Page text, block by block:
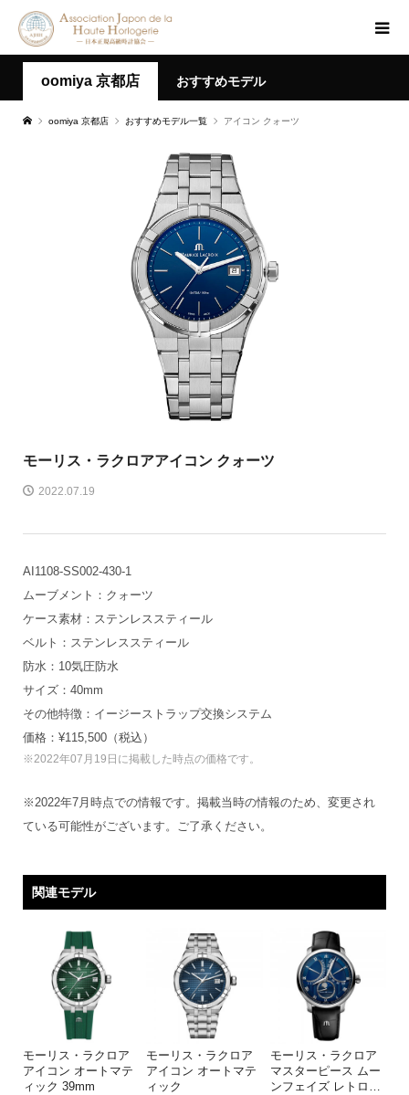
oomiya 京都店 おすすめモデル
oomiya 京都店 おすすめモデル一覧 アイコン クォーツ
モーリス・ラクロアアイコン クォーツ
2022.07.19
AI1108-SS002-430-1
ムーブメント：クォーツ
ケース素材：ステンレススティール
ベルト：ステンレススティール
防水：10気圧防水
サイズ：40mm
その他特徴：イージーストラップ交換システム
価格：¥115,500（税込）
※2022年07月19日に掲載した時点の価格です。
※2022年7月時点での情報です。掲載当時の情報のため、変更され
ている可能性がございます。ご了承ください。
関連モデル
モーリス・ラクロア
アイコン オートマテ
ィック 39mm
モーリス・ラクロア
アイコン オートマテ
ィック
モーリス・ラクロア
マスターピース ムー
ンフェイズ レトロ …